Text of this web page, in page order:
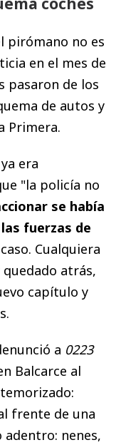
pirómano no es
en el mes de
pasaron de los
de autos y
Primera.
era
"la policía no
se había
fuerzas de
Cualquiera
atrás,
capítulo y
a 0223
Balcarce al
frente de una
nenes,